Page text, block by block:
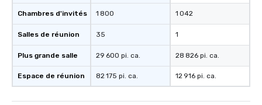
Chambres d'invités
Salles de réunion
Plus grande salle
Espace de réunion
1 800
35
29 600 pi. ca.
82 175 pi. ca.
1 042
1
28 826 pi. ca.
12 916 pi. ca.